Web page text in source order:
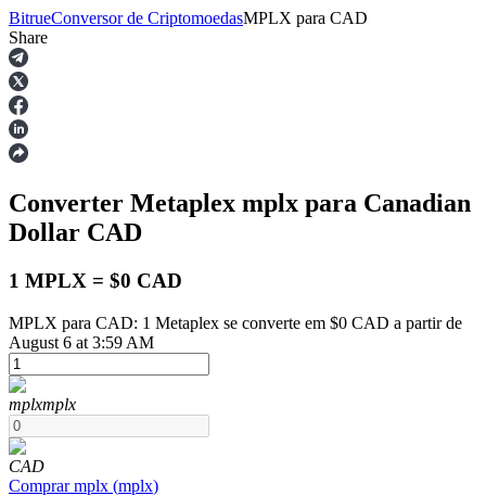
Futuros
Futuros de USDT
BitrueConversor de CriptomoedasMPLX para CAD
Share
Converter Metaplex mplx para Canadian
Dollar CAD
1 MPLX = $0 CAD
MPLX para CAD: 1 Metaplex se converte em $0 CAD a partir de
August 6 at 3:59 AM
mplxmplx
CAD
Comprar mplx (mplx)